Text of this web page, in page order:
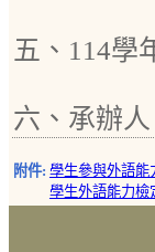
五、114學
六、承辦
附件: 學生參與外語能
學生外語能力檢